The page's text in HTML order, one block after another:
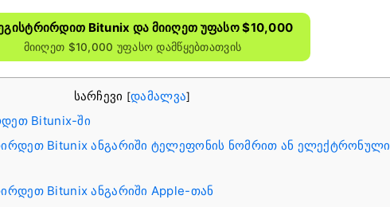
Bitunix Და Მიიღეთ Უფასო $10,000
Მიიღეთ $10,000 Უფასო Დამწყებთათვის
სარჩევი [დამალვა]
Bitunix-ში
Bitunix ანგარიში ტელეფონის ნომრით ან ელექტრონული
Bitunix ანგარიში Apple-თან